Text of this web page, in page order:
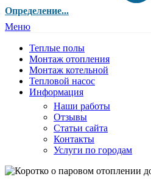
Определение...
Меню
Теплые полы
Монтаж отопления
Монтаж котельной
Тепловой насос
Информация
Наши работы
Отзывы
Статьи сайта
Контакты
Услуги по городам